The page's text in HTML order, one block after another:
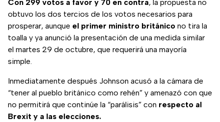
Con 299 votos a favor y 70 en contra, la propuesta no
obtuvo los dos tercios de los votos necesarios para
prosperar, aunque el primer ministro británico no tira la
toalla y ya anunció la presentación de una medida similar
el martes 29 de octubre, que requerirá una mayoría
simple.
Inmediatamente después Johnson acusó a la cámara de
“tener al pueblo británico como rehén” y amenazó con que
no permitirá que continúe la “parálisis” con respecto al
Brexit y a las elecciones.